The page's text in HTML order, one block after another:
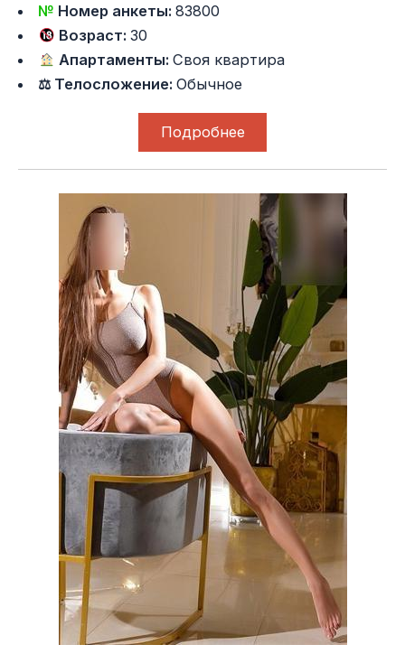
№ Номер анкеты:83800
Возраст:30
Апартаменты:Своя квартира
⚖ Телосложение:Обычное
Подробнее